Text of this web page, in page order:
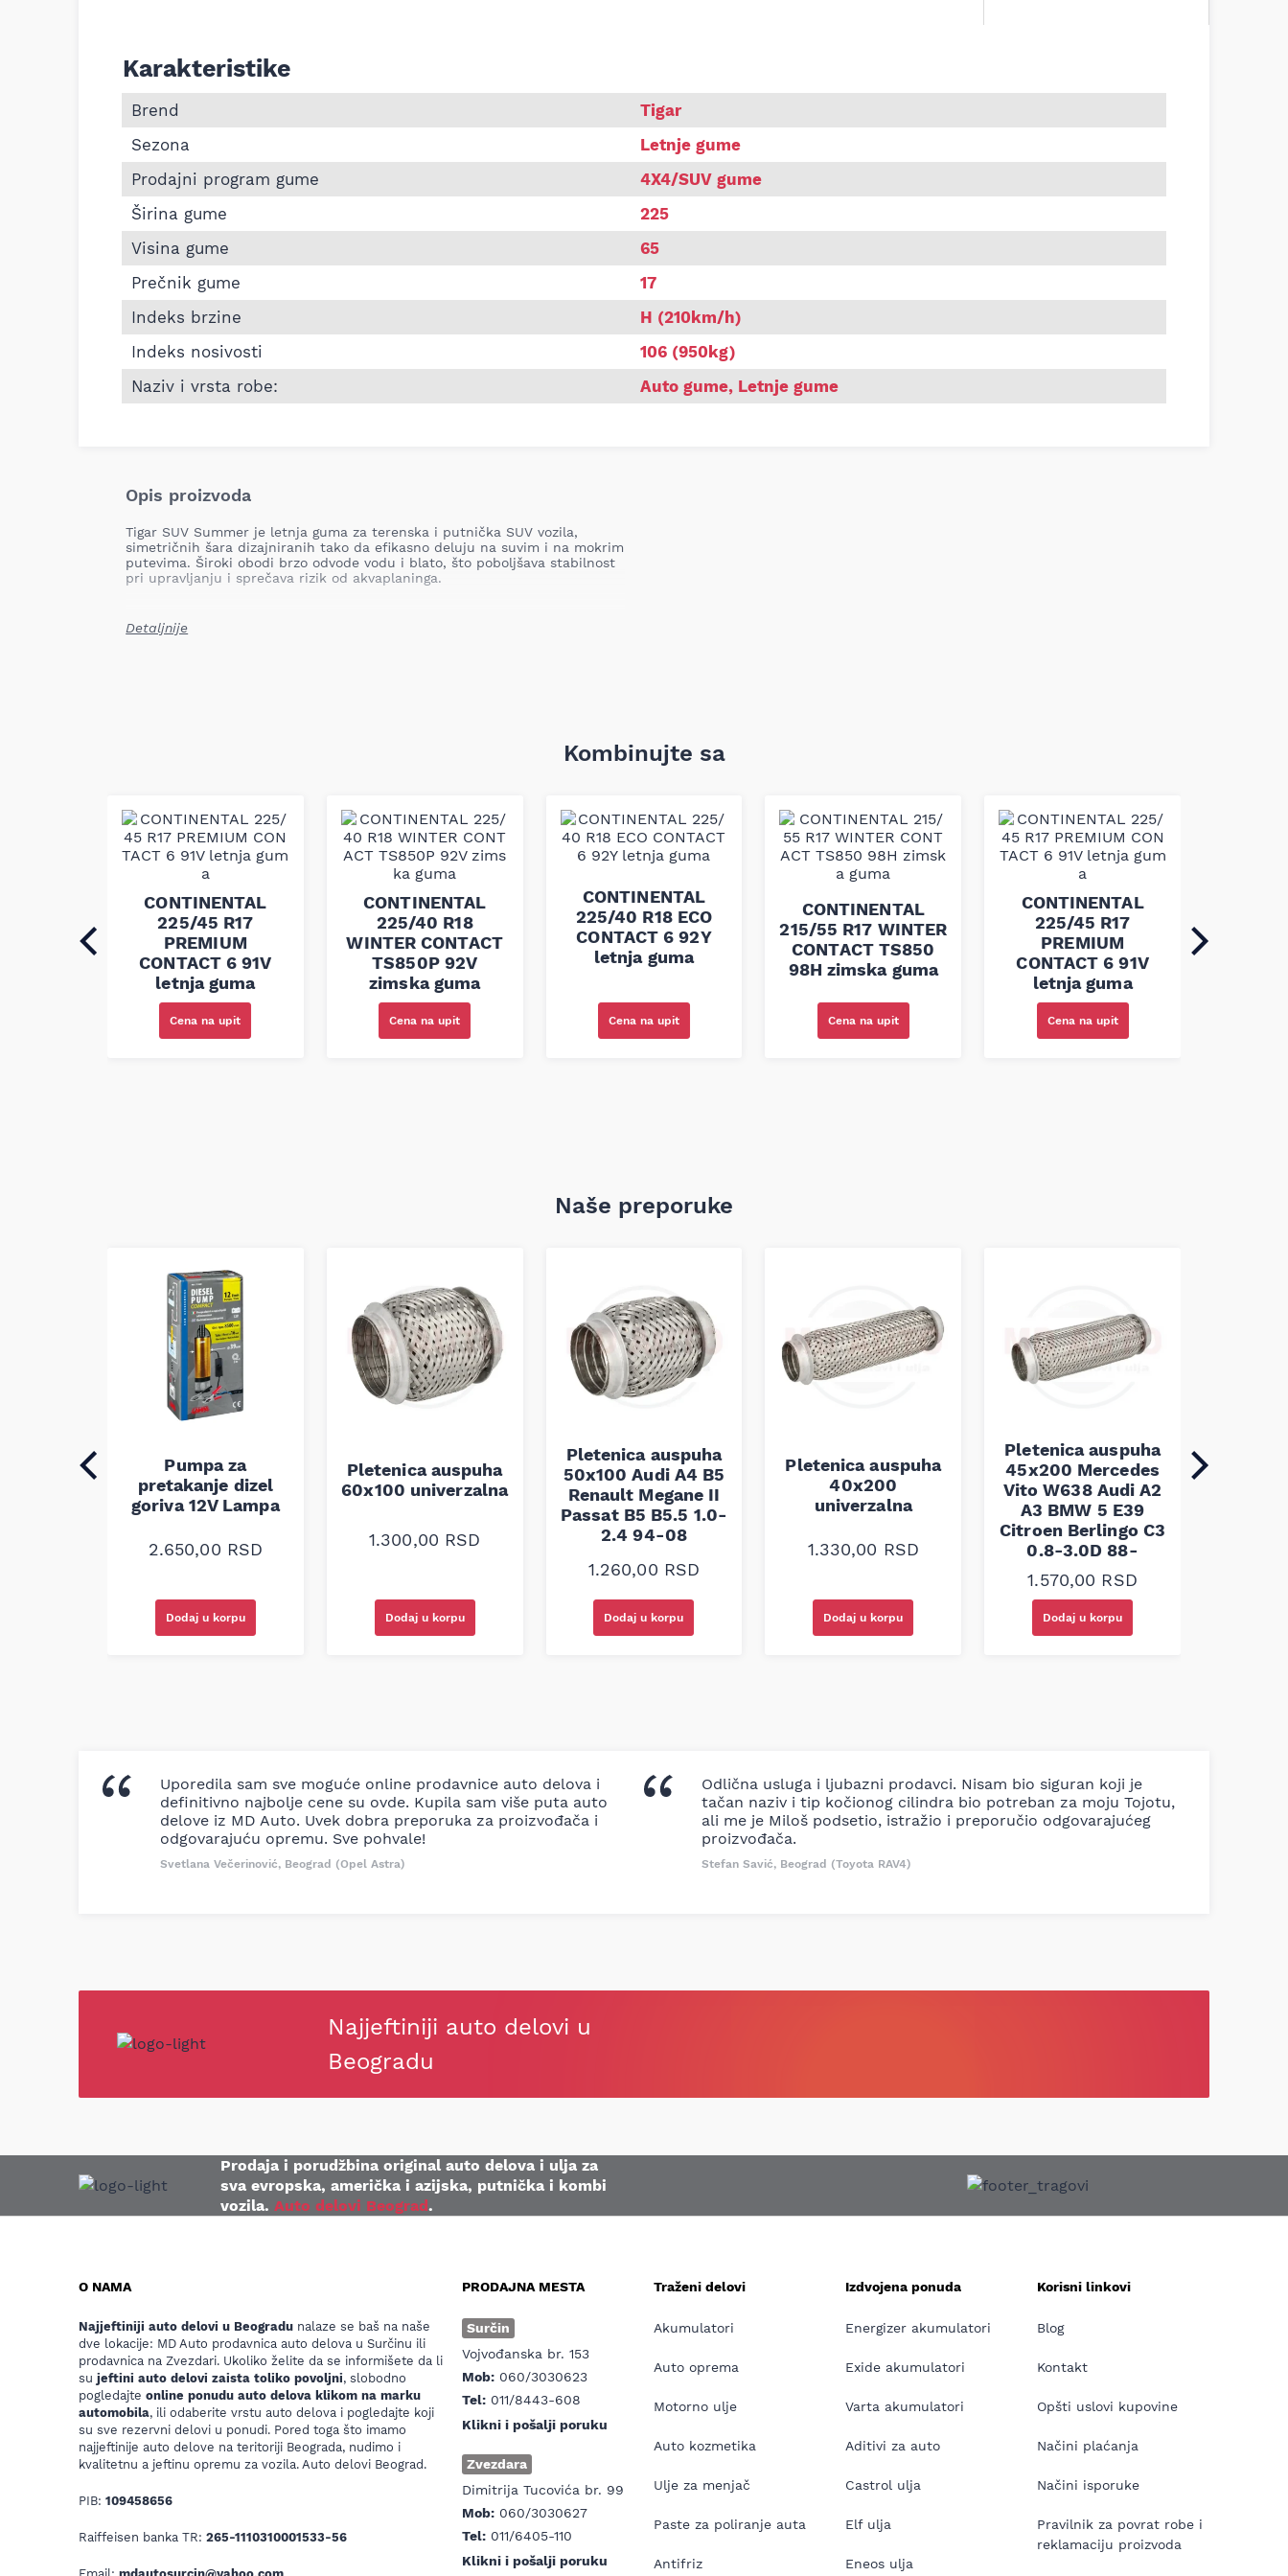
Informacije o TIGAR 225/65 R17 SUMMER SUV 4X4 106H letnja guma
Karakteristike
Brend
Tigar
Sezona
Letnje gume
Prodajni program gume
4X4/SUV gume
Širina gume
225
Visina gume
65
Prečnik gume
17
Indeks brzine
H (210km/h)
Indeks nosivosti
106 (950kg)
Naziv i vrsta robe:
Auto gume, Letnje gume
Opis proizvoda
Tigar SUV Summer je letnja guma za terenska i putnička SUV vozila,
simetričnih šara dizajniranih tako da efikasno deluju na suvim i na mokrim
putevima. Široki obodi brzo odvode vodu i blato, što poboljšava stabilnost
pri upravljanju i sprečava rizik od akvaplaninga.
Detaljnije
Kombinujte sa
CONTINENTAL
225/45 R17
PREMIUM
CONTACT 6 91V
letnja guma
Cena na upit
CONTINENTAL
225/40 R18
WINTER CONTACT
TS850P 92V
zimska guma
Cena na upit
CONTINENTAL
225/40 R18 ECO
CONTACT 6 92Y
letnja guma
Cena na upit
CONTINENTAL
215/55 R17 WINTER
CONTACT TS850
98H zimska guma
Cena na upit
CONTINENTAL
225/45 R17
PREMIUM
CONTACT 6 91V
letnja guma
Cena na upit
Naše preporuke
Pumpa za
pretakanje dizel
goriva 12V Lampa
2.650,00 RSD
Dodaj u korpu
Pletenica auspuha
60x100 univerzalna
1.300,00 RSD
Dodaj u korpu
Pletenica auspuha
50x100 Audi A4 B5
Renault Megane II
Passat B5 B5.5 1.0-
2.4 94-08
1.260,00 RSD
Dodaj u korpu
Pletenica auspuha
40x200
univerzalna
1.330,00 RSD
Dodaj u korpu
Pletenica auspuha
45x200 Mercedes
Vito W638 Audi A2
A3 BMW 5 E39
Citroen Berlingo C3
0.8-3.0D 88-
1.570,00 RSD
Dodaj u korpu
Uporedila sam sve moguće online prodavnice auto delova i
definitivno najbolje cene su ovde. Kupila sam više puta auto
delove iz MD Auto. Uvek dobra preporuka za proizvođača i
odgovarajuću opremu. Sve pohvale!
Svetlana Večerinović, Beograd (Opel Astra)
Odlična usluga i ljubazni prodavci. Nisam bio siguran koji je
tačan naziv i tip kočionog cilindra bio potreban za moju Tojotu,
ali me je Miloš podsetio, istražio i preporučio odgovarajućeg
proizvođača.
Stefan Savić, Beograd (Toyota RAV4)
Najjeftiniji auto delovi u
Beogradu
Prodaja i porudžbina original auto delova i ulja za
sva evropska, američka i azijska, putnička i kombi
vozila. Auto delovi Beograd.
O NAMA
Najjeftiniji auto delovi u Beogradu nalaze se baš na naše
dve lokacije: MD Auto prodavnica auto delova u Surčinu ili
prodavnica na Zvezdari. Ukoliko želite da se informišete da li
su jeftini auto delovi zaista toliko povoljni, slobodno
pogledajte online ponudu auto delova klikom na marku
automobila, ili odaberite vrstu auto delova i pogledajte koji
su sve rezervni delovi u ponudi. Pored toga što imamo
najjeftinije auto delove na teritoriji Beograda, nudimo i
kvalitetnu a jeftinu opremu za vozila. Auto delovi Beograd.
PIB: 109458656
Raiffeisen banka TR: 265-1110310001533-56
PRODAJNA MESTA
Surčin
Vojvođanska br. 153
Mob: 060/3030623
Tel: 011/8443-608
Klikni i pošalji poruku
Zvezdara
Dimitrija Tucovića br. 99
Mob: 060/3030627
Tel: 011/6405-110
Klikni i pošalji poruku
Traženi delovi
Akumulatori
Auto oprema
Motorno ulje
Auto kozmetika
Ulje za menjač
Paste za poliranje auta
Antifriz
Izdvojena ponuda
Energizer akumulatori
Exide akumulatori
Varta akumulatori
Aditivi za auto
Castrol ulja
Elf ulja
Eneos ulja
Korisni linkovi
Blog
Kontakt
Opšti uslovi kupovine
Načini plaćanja
Načini isporuke
Pravilnik za povrat robe i
reklamaciju proizvoda